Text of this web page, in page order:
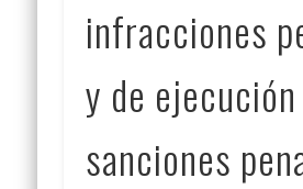
infracciones
y de
sanciones